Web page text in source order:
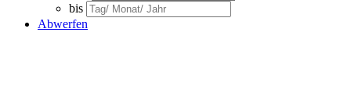
bis
Abwerfen